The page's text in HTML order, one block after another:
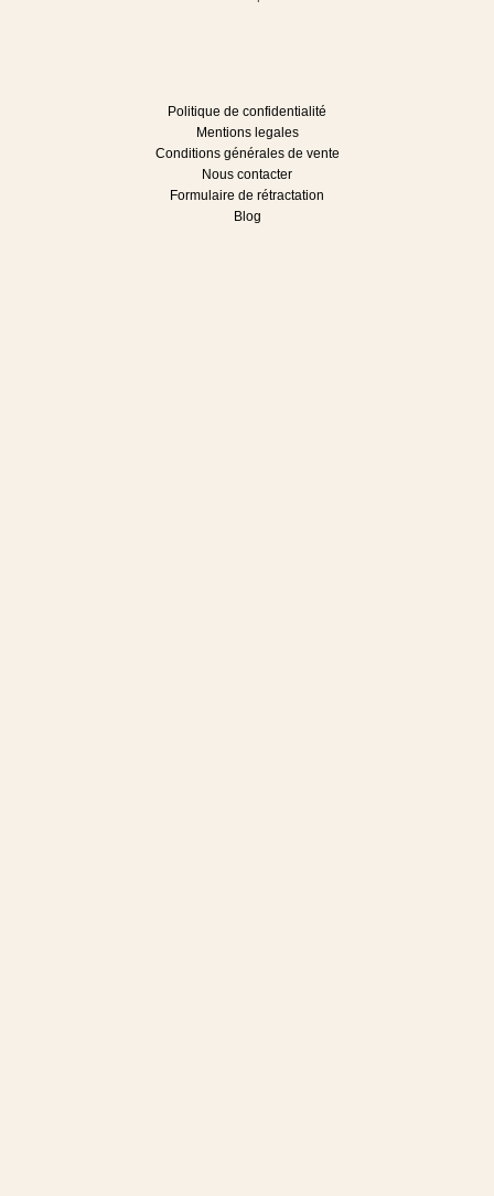
Politique de confidentialité
Mentions legales
Conditions générales de vente
Nous contacter
Formulaire de rétractation
Blog